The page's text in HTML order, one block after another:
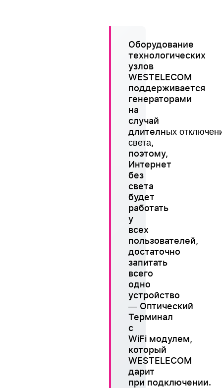
Оборудование
технологических
узлов
WESTELECOM
поддерживается
генераторами
на
случай
длителных
света,
поэтому,
Интернет
без
света
будет
работать
у
всех
пользователей,
достаточно
запитать
всего
одно
устройство
— Оптический
Терминал
с
WiFi модулем,
который
WESTELECOM
дарит
при подключении.